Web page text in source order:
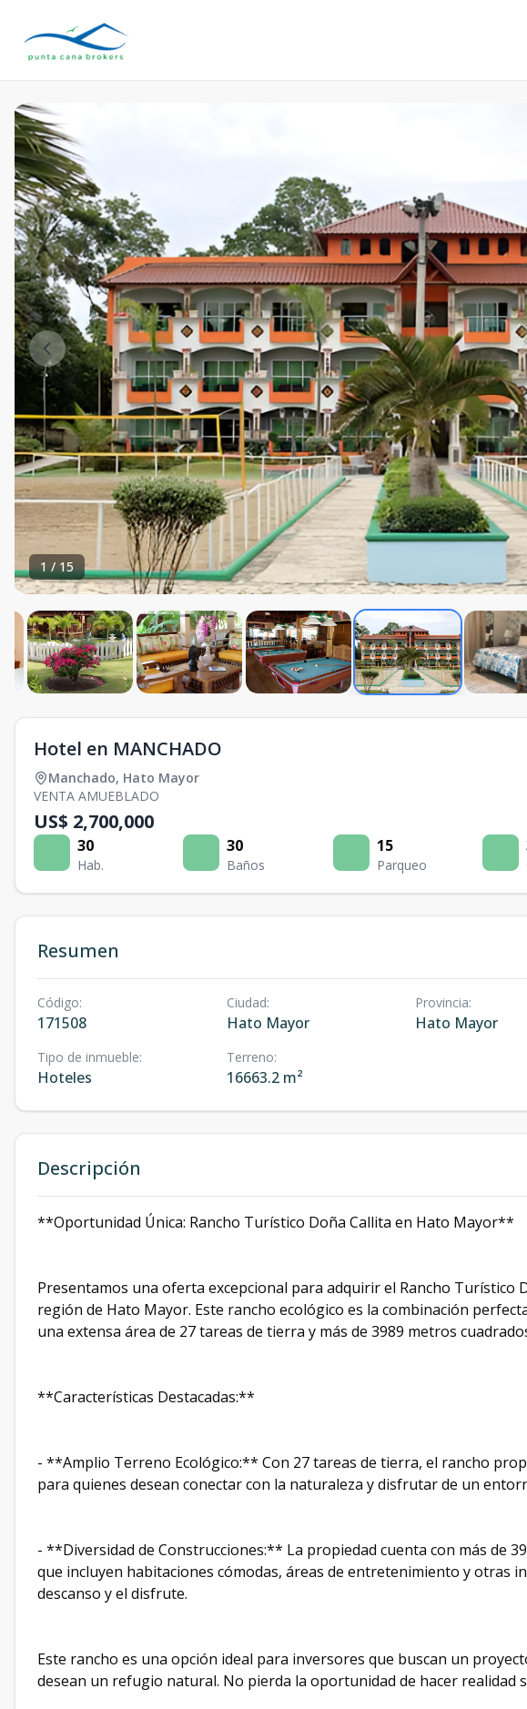
1/15
Hotel en MANCHADO
Manchado, Hato Mayor
VENTA AMUEBLADO
US$ 2,700,000
30
Hab.
30
Baños
15
Parqueo
Resumen
Código:
171508
Ciudad:
Hato Mayor
Provincia:
Hato Mayor
Tipo de inmueble:
Hoteles
Terreno:
16663.2 m²
Descripción
**Oportunidad Única: Rancho Turístico Doña Callita en Hato Mayor**
Presentamos una oferta excepcional para adquirir el Rancho Turístico
región de Hato Mayor. Este rancho ecológico es la combinación
una extensa área de 27 tareas de tierra y más de 3989 metros
**Características Destacadas:**
- **Amplio Terreno Ecológico:** Con 27 tareas de tierra, el rancho
para quienes desean conectar con la naturaleza y disfrutar de un
- **Diversidad de Construcciones:** La propiedad cuenta con más de
que incluyen habitaciones cómodas, áreas de entretenimiento y otras
descanso y el disfrute.
Este rancho es una opción ideal para inversores que buscan un
desean un refugio natural. No pierda la oportunidad de hacer realidad